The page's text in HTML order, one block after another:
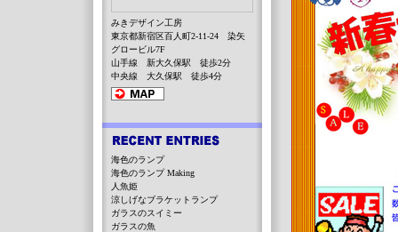
みきデザイン工房
東京都新宿区百人町2-11-24 染矢
グロービル7F
山手線 新大久保駅 徒歩2分
中央線 大久保駅 徒歩4分
海色のランプ
海色のランプ Making
人魚姫
涼しげなブラケットランプ
ガラスのスイミー
ガラスの魚